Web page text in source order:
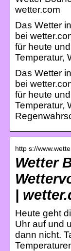
wetter.com
Das Wetter
bei
für heute
Temperatur,
Das Wetter
bei
für heute
Temperatur,
http s://
Wetter
|
Heute geht
Uhr auf und
dann nicht.